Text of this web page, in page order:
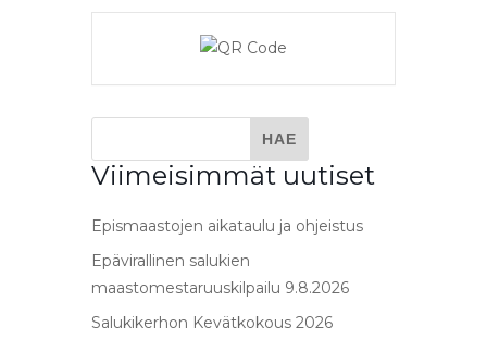
Viimeisimmät uutiset
Epismaastojen aikataulu ja ohjeistus
Epävirallinen salukien
maastomestaruuskilpailu 9.8.2026
Salukikerhon Kevätkokous 2026